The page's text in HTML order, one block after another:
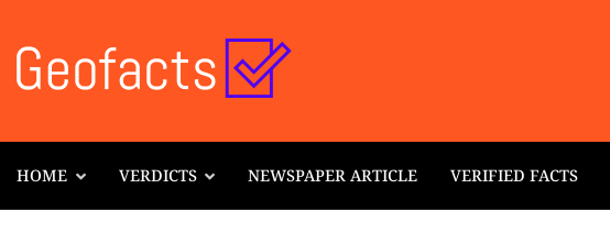
HOME VERDICTS NEWSPAPER ARTICLE VERIFIED FACTS